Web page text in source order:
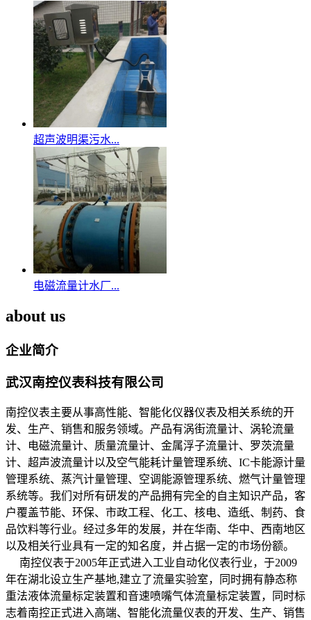
超声波明渠污水...
电磁流量计水厂...
about us
企业简介
武汉南控仪表科技有限公司
南控仪表主要从事高性能、智能化仪器仪表及相关系统的开
发、生产、销售和服务领域。产品有涡街流量计、涡轮流量
计、电磁流量计、质量流量计、金属浮子流量计、罗茨流量
计、超声波流量计以及空气能耗计量管理系统、IC卡能源计量
管理系统、蒸汽计量管理、空调能源管理系统、燃气计量管理
系统等。我们对所有研发的产品拥有完全的自主知识产品，客
户覆盖节能、环保、市政工程、化工、核电、造纸、制药、食
品饮料等行业。经过多年的发展，并在华南、华中、西南地区
以及相关行业具有一定的知名度，并占据一定的市场份额。
南控仪表于2005年正式进入工业自动化仪表行业，于2009
年在湖北设立生产基地,建立了流量实验室，同时拥有静态称
重法液体流量标定装置和音速喷嘴气体流量标定装置，同时标
志着南控正式进入高端、智能化流量仪表的开发、生产、销售